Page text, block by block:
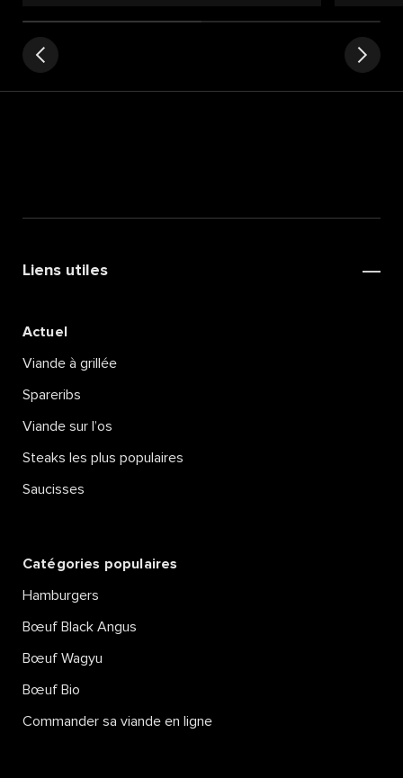
Liens utiles
Actuel
Viande à grillée
Spareribs
Viande sur l’os
Steaks les plus populaires
Saucisses
Catégories populaires
Hamburgers
Bœuf Black Angus
Bœuf Wagyu
Bœuf Bio
Commander sa viande en ligne